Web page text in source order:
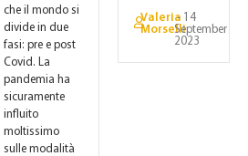
che il mondo si
divide in due
fasi: pre e post
Covid. La
pandemia ha
sicuramente
influito
moltissimo
sulle modalità
Valeria
Morselli
- 14
September
2023